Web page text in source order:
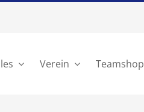
Verein Teamshop